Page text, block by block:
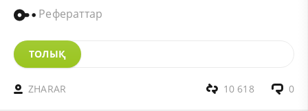
Рефераттар
ТОЛЫҚ
ZHARAR 0
10 618